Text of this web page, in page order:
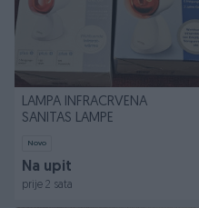
LAMPA INFRACRVENA
SANITAS LAMPE
Novo
Na upit
prije 2 sata